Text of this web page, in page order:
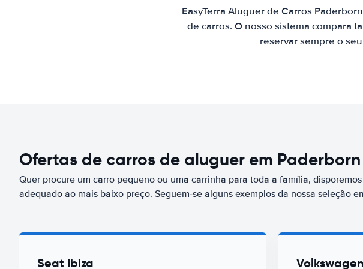
EasyTerra Aluguer de Carros
de carros. O nosso sistema compara
reservar sempre o
Ofertas de carros de aluguer em Paderborn
Quer procure um carro pequeno ou uma carrinha para toda a família,
adequado ao mais baixo preço. Seguem-se alguns exemplos da nossa seleção
Seat Ibiza